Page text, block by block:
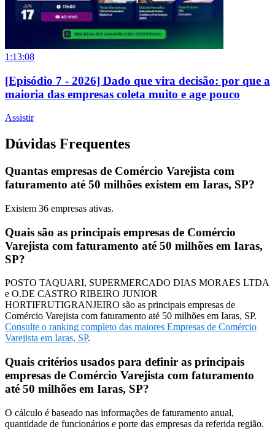
1:13:08
[Episódio 7 - 2026] Dado que vira decisão: por que a
maioria das empresas coleta muito e age pouco
Assistir
Dúvidas Frequentes
Quantas empresas de Comércio Varejista com
faturamento até 50 milhões existem em Iaras, SP?
Existem 36 empresas ativas.
Quais são as principais empresas de Comércio
Varejista com faturamento até 50 milhões em Iaras,
SP?
POSTO TAQUARI, SUPERMERCADO DIAS MORAES LTDA
e O.DE CASTRO RIBEIRO JUNIOR
HORTIFRUTIGRANJEIRO são as principais empresas de
Comércio Varejista com faturamento até 50 milhões em Iaras, SP.
Consulte o ranking completo das maiores Empresas de Comércio
Varejista em Iaras, SP.
Quais critérios usados para definir as principais
empresas de Comércio Varejista com faturamento
até 50 milhões em Iaras, SP?
O cálculo é baseado nas informações de faturamento anual,
quantidade de funcionários e porte das empresas da referida região.